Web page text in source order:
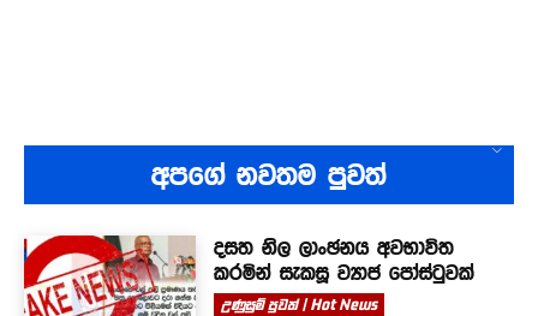
අපගේ නවතම පුවත්
දසත නිල ලාංඡනය අවභාවිත
කරමින් සැකසූ ව්‍යාජ පෝස්ටුවක්
උණුසුම් පුවත් | Hot News